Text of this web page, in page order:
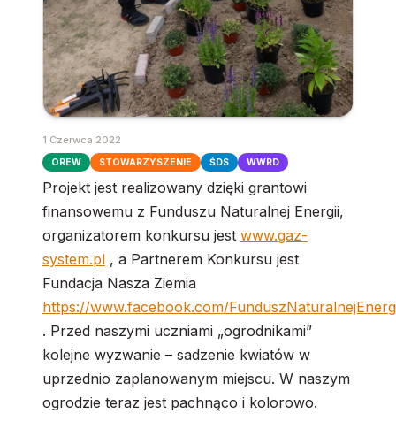
1 Czerwca 2022
OREW STOWARZYSZENIE ŚDS WWRD
Projekt jest realizowany dzięki grantowi
finansowemu z Funduszu Naturalnej Energii,
organizatorem konkursu jest www.gaz-
system.pl , a Partnerem Konkursu jest
Fundacja Nasza Ziemia
https://www.facebook.com/
. Przed naszymi uczniami „ogrodnikami”
kolejne wyzwanie – sadzenie kwiatów w
uprzednio zaplanowanym miejscu. W naszym
ogrodzie teraz jest pachnąco i kolorowo.